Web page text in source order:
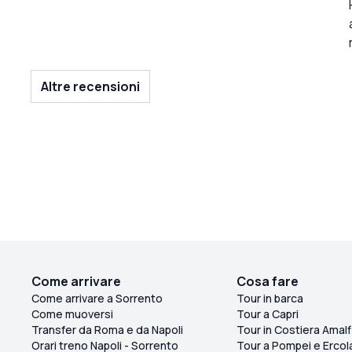
Altre recensioni
Come arrivare
Come arrivare a Sorrento
Come muoversi
Transfer da Roma e da Napoli
Orari treno Napoli - Sorrento
Cosa fare
Tour in barca
Tour a Capri
Tour in Costiera
Tour a Pompei e